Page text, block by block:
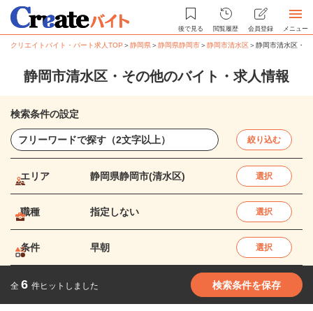
後で見る 閲覧履歴 会員登録 メニュー
クリエイトバイト・パート求人TOP ＞静岡県＞静岡県静岡市＞静岡市清水区＞静岡市清水区・
静岡市清水区・その他のバイト・求人情報
検索条件の設定
絞り込む
エリア 静岡県静岡市(清水区) 選択
職種 指定しない 選択
条件 早朝 選択
全 6 件ヒットしました 検索条件を保存